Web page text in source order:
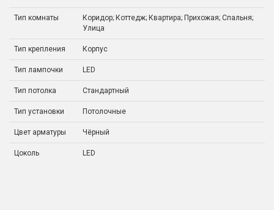
Тип комнаты
Коридор; Коттедж; Квартира; Прихожая; Спальня;
Улица
Тип крепления Корпус
Тип лампочки LED
Тип потолка Стандартный
Тип установки Потолочные
Цвет арматуры Чёрный
Цоколь LED